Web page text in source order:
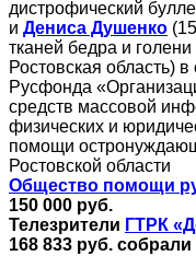
дистрофический
и Дениса Душенко
тканей бедра и
Ростовская область)
Русфонда
средств массовой
физических и
помощи
Ростовской области
Общество помощи
150 000 руб.
Телезрители ГТРК
168 833 руб.